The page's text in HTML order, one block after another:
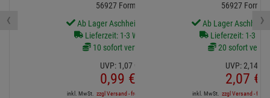
56927 Form A
Ab Lager Aschheim lieferbar
Lieferzeit: 1-3 Werktage
10 sofort verfügbar
UVP: 1,07 €
0,99 €
inkl. MwSt. zzgl Versand - frei ab 90,-€ in DE
56927 Form B
Ab Lager
Lieferzeit: 1-3
20 sofort
UVP:2,14
2,07 €
inkl. MwSt. zzgl Versand - frei
‹ ›